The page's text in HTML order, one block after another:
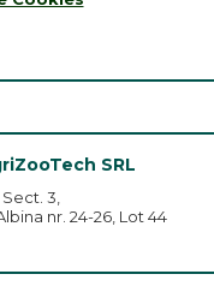
SRL
3,
nr. 24-26, Lot 44